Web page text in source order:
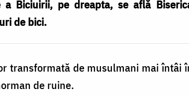
Biciuirii, pe dreapta, se află
de bici.
transformată de musulmani mai întâi
de ruine.